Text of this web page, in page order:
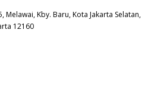
Melawai, Kby. Baru, Kota Jakarta Selatan,
12160